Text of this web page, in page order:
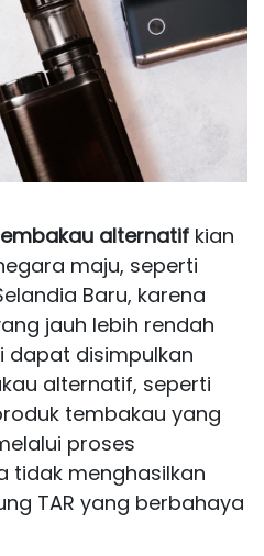
alternatif kian
maju, seperti
Baru, karena
jauh lebih rendah
dapat disimpulkan
alternatif, seperti
tembakau yang
proses
tidak menghasilkan
TAR yang berbahaya